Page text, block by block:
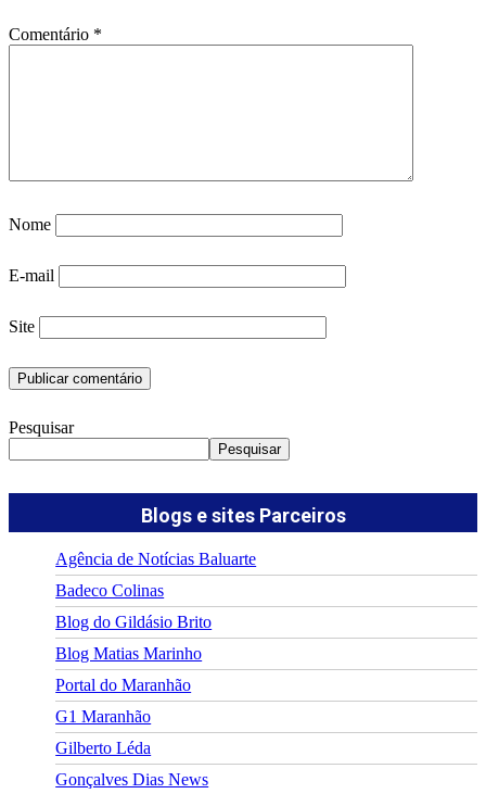
Comentário *
Nome
E-mail
Site
Pesquisar
Pesquisar
Blogs e sites Parceiros
Agência de Notícias Baluarte
Badeco Colinas
Blog do Gildásio Brito
Blog Matias Marinho
Portal do Maranhão
G1 Maranhão
Gilberto Léda
Gonçalves Dias News